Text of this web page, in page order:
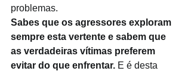
problemas.
Sabes que os agressores exploram
sempre esta vertente e sabem que
as verdadeiras vítimas preferem
evitar do que enfrentar. E é desta